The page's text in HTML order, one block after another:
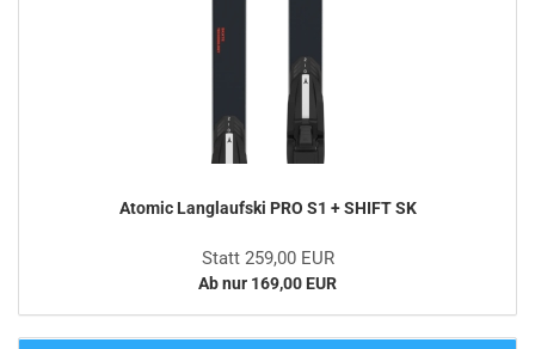
Atomic Langlaufski PRO S1 + SHIFT SK
Statt 259,00 EUR
Ab nur 169,00 EUR